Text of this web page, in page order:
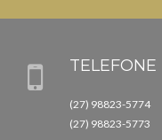
TELEFONE
(27) 98823-5774
(27) 98823-5773